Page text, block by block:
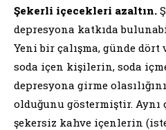
Şekerli içecekleri azaltın.
depresyona katkıda
Yeni bir çalışma, günde
soda içen kişilerin, soda
depresyona girme
olduğunu göstermiştir. Aynı
şekersiz kahve içenlerin